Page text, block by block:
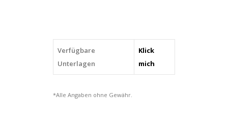
Verfügbare
Unterlagen
Klick
mich
*Alle Angaben ohne Gewähr.